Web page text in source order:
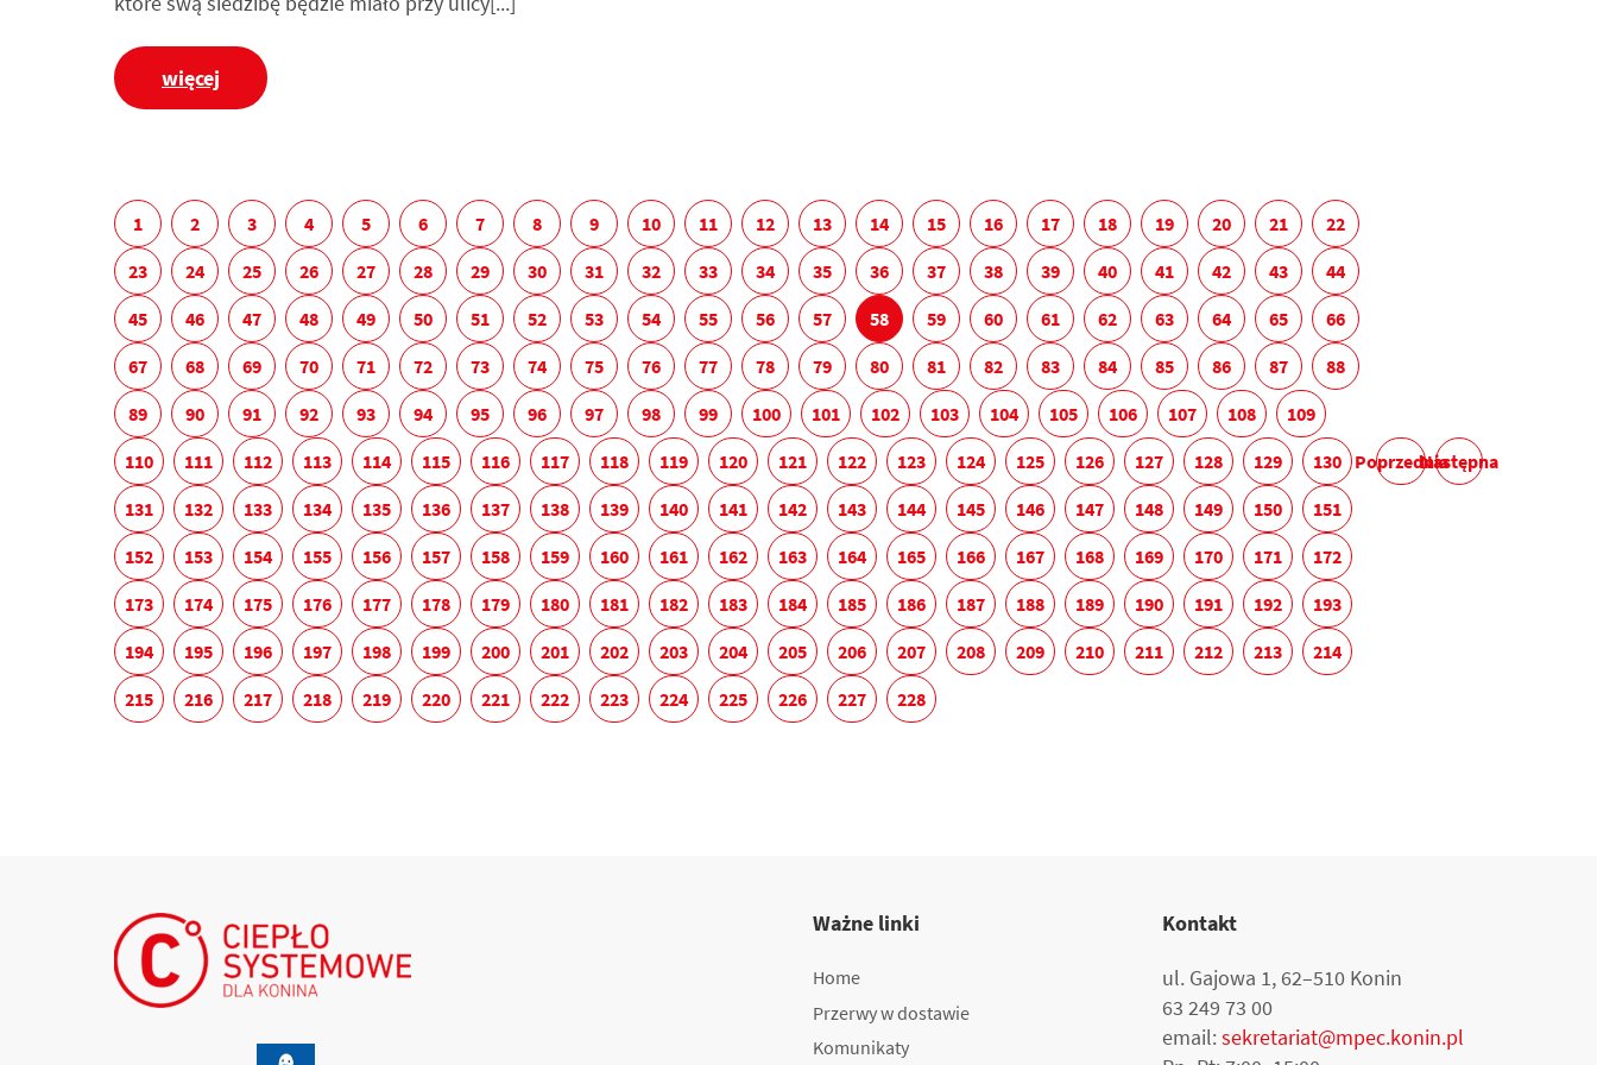
więcej
PoprzedniaNastępna
1 2 3 4 5 6 7 8 9 10 11 12 13 14 15 16 17 18 19 20 21
22
23
24 25 26 27 28 29 30 31 32 33 34 35 36 37 38 39 40 41 42 43
44
45
46 47 48 49 50 51 52 53 54 55 56 57 58 59 60 61 62 63 64 65
66
67
68 69 70 71 72 73 74 75 76 77 78 79 80 81 82 83 84 85 86 87
88
89
90 91 92 93 94 95 96 97 98 99 100 101 102 103 104 105 106 107 108
109
110
111 112 113 114 115 116 117 118 119 120 121 122 123 124 125 126 127 128 129
130
131
132 133 134 135 136 137 138 139 140 141 142 143 144 145 146 147 148 149 150
151
152
153 154 155 156 157 158 159 160 161 162 163 164 165 166 167 168 169 170 171
172
173
174 175 176 177 178 179 180 181 182 183 184 185 186 187 188 189 190 191 192
193
194
195 196 197 198 199 200 201 202 203 204 205 206 207 208 209 210 211 212 213
214
215
216 217 218 219 220 221 222 223 224 225 226 227 228
Ważne linki
Home
Przerwy w dostawie
Komunikaty
Kontakt
ul. Gajowa 1, 62–510 Konin
63 249 73 00
email: sekretariat@mpec.konin.pl